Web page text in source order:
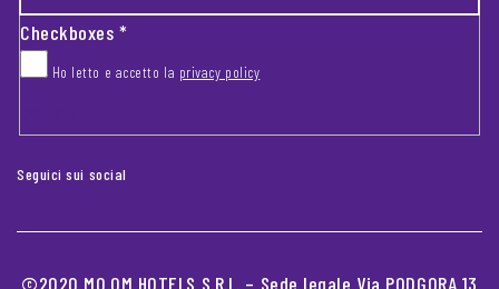
Checkboxes*
Ho letto e accetto la privacy policy
Seguici sui social
©2020 MO.OM HOTELS S.R.L. – Sede legale Via PODGORA 13